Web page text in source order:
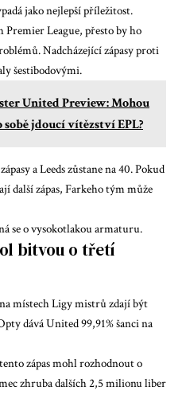
jako nejlepší příležitost.
Premier League, přesto by ho
Nadcházející zápasy proti
šestibodovými.
United Preview: Mohou
jdoucí vítězství EPL?
a Leeds zůstane na 40. Pokud
další zápas, Farkeho tým může
se o vysokotlakou armaturu.
bitvou o třetí
místech Ligy mistrů zdají být
dává United 99,91% šanci na
zápas mohl rozhodnout o
zhruba dalších 2,5 milionu liber